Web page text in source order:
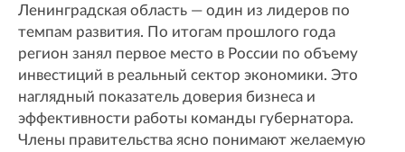
Ленинградская область — один из лидеров по
темпам развития. По итогам прошлого года
регион занял первое место в России по объему
инвестиций в реальный сектор экономики. Это
наглядный показатель доверия бизнеса и
эффективности работы команды губернатора.
Члены правительства ясно понимают желаемую